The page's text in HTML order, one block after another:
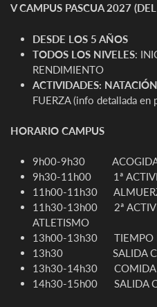
V CAMPUS PASCUA 2027
DESDE LOS 5 AÑOS
TODOS LOS NIVELES:
RENDIMIENTO
ACTIVIDADES: NATACIÓN
FUERZA (info detallada en
HORARIO CAMPUS
9h00-9h30
9h30-11h00 1ª
11h00-11h30
11h30-13h00 2ª
ATLETISMO
13h00-13h30 TIEMPO
13h30 SALIDA
13h30-14h30 COMIDA
14h30-15h00 SALIDA